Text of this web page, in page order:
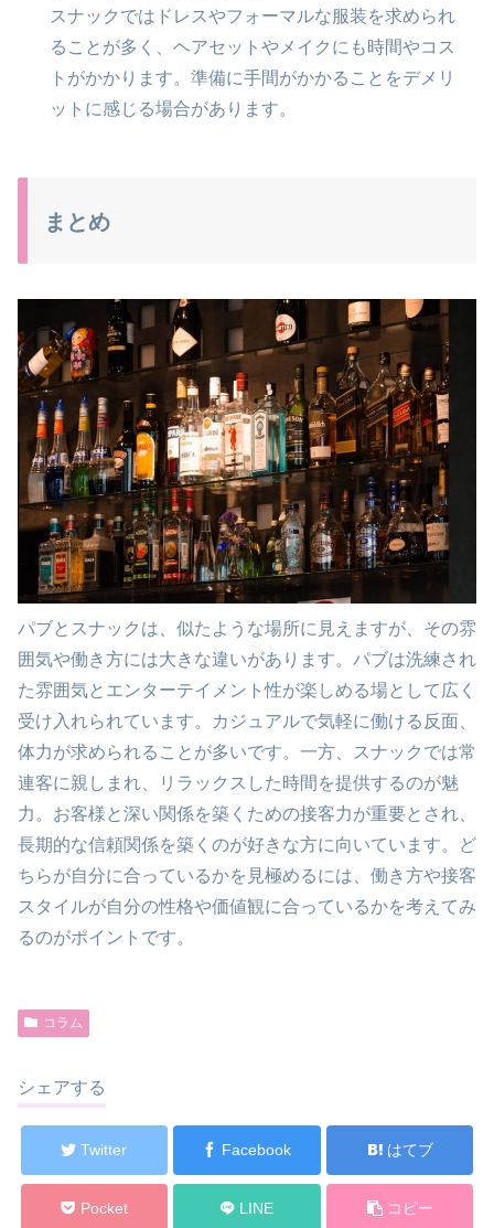
スナックではドレスやフォーマルな服装を求められ
ることが多く、ヘアセットやメイクにも時間やコス
トがかかります。準備に手間がかかることをデメリ
ットに感じる場合があります。
まとめ
パブとスナックは、似たような場所に見えますが、その雰
囲気や働き方には大きな違いがあります。パブは洗練され
た雰囲気とエンターテイメント性が楽しめる場として広く
受け入れられています。カジュアルで気軽に働ける反面、
体力が求められることが多いです。一方、スナックでは常
連客に親しまれ、リラックスした時間を提供するのが魅
力。お客様と深い関係を築くための接客力が重要とされ、
長期的な信頼関係を築くのが好きな方に向いています。ど
ちらが自分に合っているかを見極めるには、働き方や接客
スタイルが自分の性格や価値観に合っているかを考えてみ
るのがポイントです。
コラム
シェアする
Twitter Facebook はてブ
Pocket LINE コピー